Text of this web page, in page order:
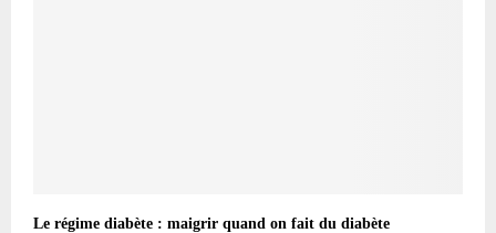
Le régime diabète : maigrir quand on fait du diabète